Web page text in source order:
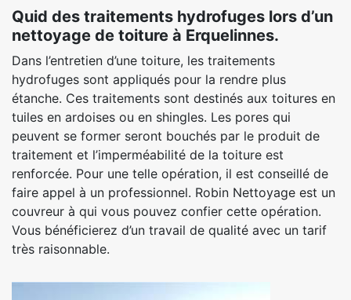
Quid des traitements hydrofuges lors d’un
nettoyage de toiture à Erquelinnes.
Dans l’entretien d’une toiture, les traitements
hydrofuges sont appliqués pour la rendre plus
étanche. Ces traitements sont destinés aux toitures en
tuiles en ardoises ou en shingles. Les pores qui
peuvent se former seront bouchés par le produit de
traitement et l’imperméabilité de la toiture est
renforcée. Pour une telle opération, il est conseillé de
faire appel à un professionnel. Robin Nettoyage est un
couvreur à qui vous pouvez confier cette opération.
Vous bénéficierez d’un travail de qualité avec un tarif
très raisonnable.